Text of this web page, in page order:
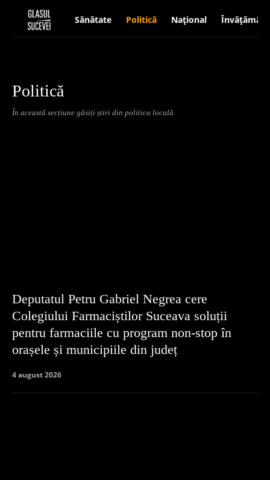
Sănătate Politică Național Învățământ
Politică
În această secțiune găsiți știri din politica locală.
Deputatul Petru Gabriel Negrea cere
Colegiului Farmaciștilor Suceava soluții
pentru farmaciile cu program non-stop în
orașele și municipiile din județ
4 august 2026